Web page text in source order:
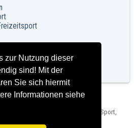
zur Nutzung dieser
sind! Mit der
Sie sich hiermit
Informationen siehe
München, Referat für Bildung und Sport,